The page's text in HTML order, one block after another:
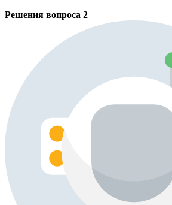
Решения вопроса 2